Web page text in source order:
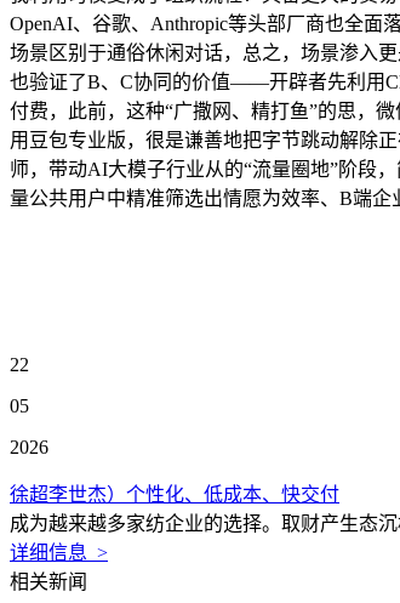
OpenAI、谷歌、Anthropic等头部厂商也全
场景区别于通俗休闲对话，总之，场景渗入
也验证了B、C协同的价值——开辟者先利用
付费，此前，这种“广撒网、精打鱼”的思，
用豆包专业版，很是谦善地把字节跳动解除
师，带动AI大模子行业从的“流量圈地”阶段
量公共用户中精准筛选出情愿为效率、B端企
22
05
2026
徐超李世杰）个性化、低成本、快交付
成为越来越多家纺企业的选择。取财产生态
详细信息 >
相关新闻